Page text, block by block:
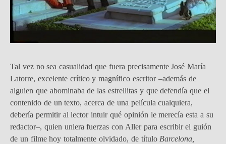
Tal vez no sea casualidad que fuera precisamente José María
Latorre, excelente crítico y magnífico escritor –además de
alguien que abominaba de las estrellitas y que defendía que el
contenido de un texto, acerca de una película cualquiera,
debería permitir al lector intuir qué opinión le merecía esta a su
redactor–, quien uniera fuerzas con Aller para escribir el guión
de un filme hoy totalmente olvidado, de título Barcelona,